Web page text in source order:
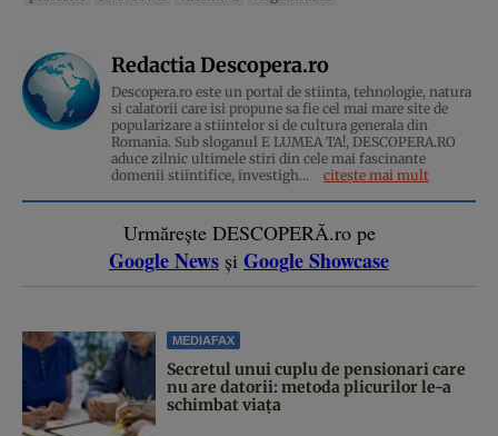
Redactia Descopera.ro
Descopera.ro este un portal de stiinta, tehnologie, natura
si calatorii care isi propune sa fie cel mai mare site de
popularizare a stiintelor si de cultura generala din
Romania. Sub sloganul E LUMEA TA!, DESCOPERA.RO
aduce zilnic ultimele stiri din cele mai fascinante
domenii stiintifice, investigh...
citește mai mult
Urmărește DESCOPERĂ.ro pe
Google News și Google Showcase
MEDIAFAX
Secretul unui cuplu de pensionari care
nu are datorii: metoda plicurilor le-a
schimbat viața